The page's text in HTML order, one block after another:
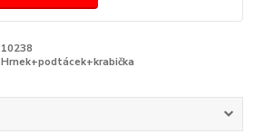
10238
Hrnek+podtácek+krabička